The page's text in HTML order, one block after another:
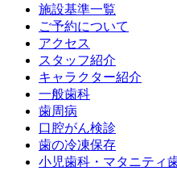
施設基準一覧
ご予約について
アクセス
スタッフ紹介
キャラクター紹介
一般歯科
歯周病
口腔がん検診
歯の冷凍保存
小児歯科・マタニティ